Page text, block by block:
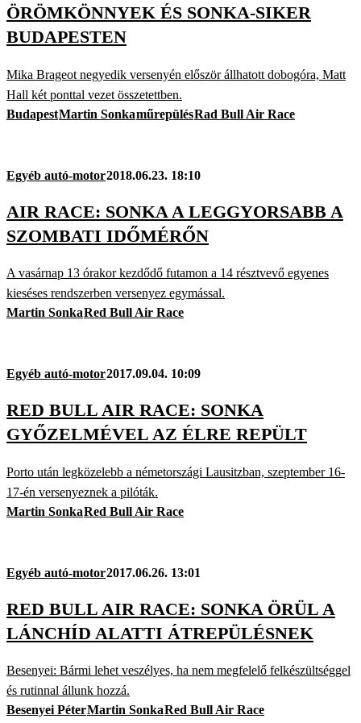
ÖRÖMKÖNNYEK ÉS SONKA-SIKER
BUDAPESTEN
Mika Brageot negyedik versenyén először állhatott dobogóra, Matt
Hall két ponttal vezet összetettben.
BudapestMartin SonkaműrepülésRad Bull Air Race
Egyéb autó-motor2018.06.23. 18:10
AIR RACE: SONKA A LEGGYORSABB A
SZOMBATI IDŐMÉRŐN
A vasárnap 13 órakor kezdődő futamon a 14 résztvevő egyenes
kieséses rendszerben versenyez egymással.
Martin SonkaRed Bull Air Race
Egyéb autó-motor2017.09.04. 10:09
RED BULL AIR RACE: SONKA
GYŐZELMÉVEL AZ ÉLRE REPÜLT
Porto után legközelebb a németországi Lausitzban, szeptember 16-
17-én versenyeznek a pilóták.
Martin SonkaRed Bull Air Race
Egyéb autó-motor2017.06.26. 13:01
RED BULL AIR RACE: SONKA ÖRÜL A
LÁNCHÍD ALATTI ÁTREPÜLÉSNEK
Besenyei: Bármi lehet veszélyes, ha nem megfelelő felkészültséggel
és rutinnal állunk hozzá.
Besenyei PéterMartin SonkaRed Bull Air Race